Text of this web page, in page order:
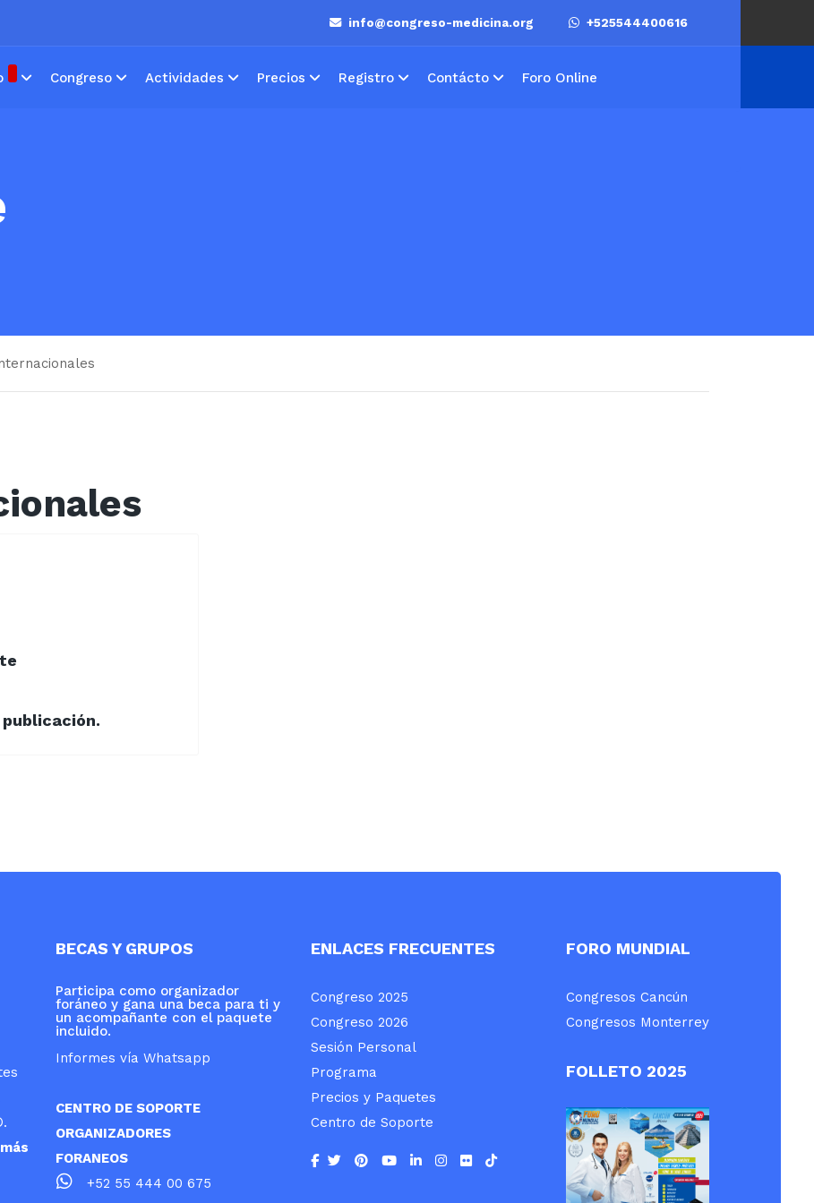
info@congreso-medicina.org +525544400616
Congreso Actividades Precios Registro Contácto Foro Online
.
BECAS Y GRUPOS
Participa como organizador
foráneo y gana una beca para ti y
un acompañante con el paquete
incluido.
Informes vía Whatsapp
CENTRO DE SOPORTE
ORGANIZADORES
FORANEOS
+52 55 444 00 675
ENLACES FRECUENTES
Congreso 2025
Congreso 2026
Sesión Personal
Programa
Precios y Paquetes
Centro de Soporte
FORO MUNDIAL
Congresos Cancún
Congresos Monterrey
FOLLETO 2025